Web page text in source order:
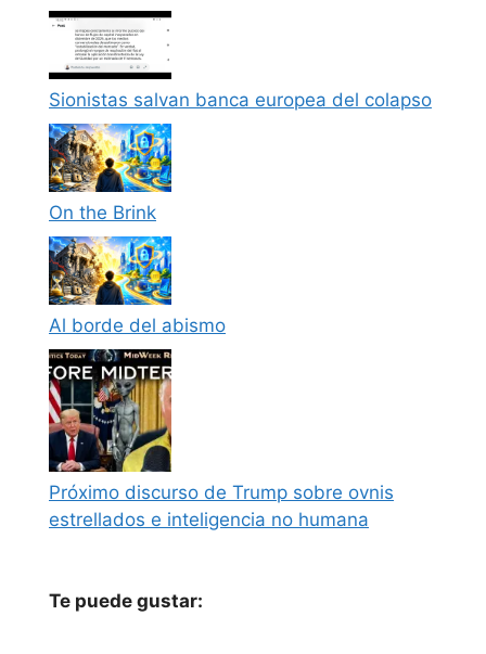
Sionistas salvan banca europea del colapso
On the Brink
Al borde del abismo
Próximo discurso de Trump sobre ovnis
estrellados e inteligencia no humana
Te puede gustar: